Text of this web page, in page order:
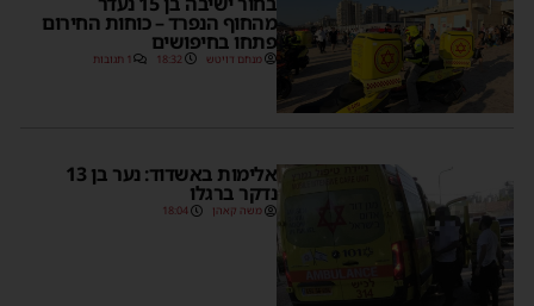
מהחוף הנפרד – כוחות החירום
פתחו בחיפושים
מנחם דויטש 18:32 1 תגובות
אלימות באשדוד: נער בן 13
נדקר ברגלו
משה קאהן 18:04